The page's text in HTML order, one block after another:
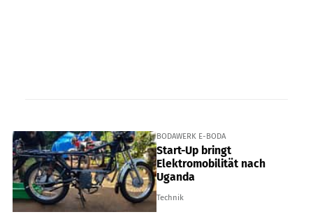
BODAWERK E-BODA
Start-Up bringt
Elektromobilität nach
Uganda
Technik